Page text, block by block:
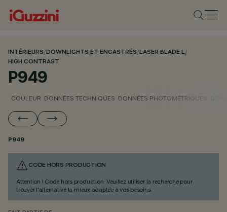
INTÉRIEURS/DOWNLIGHTS ET ENCASTRÉS/LASER BLADE L/
HIGH CONTRAST
P949
COULEUR DONNÉES TECHNIQUES DONNÉES PHOTOMÉTRIQUES
P949
CODE HORS PRODUCTION
Attention ! Code hors production. Veuillez utiliser la recherche pour
trouver l'alternative la mieux adaptée à vos besoins.